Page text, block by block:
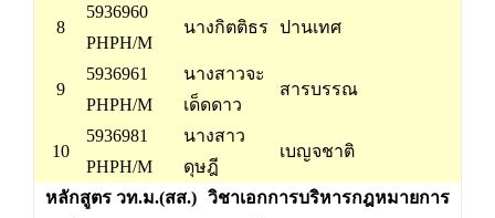
8
5936960
PHPH/M
นางกิตติธร ปานเทศ
9
5936961
PHPH/M
นางสาวจะ
เด็ดดาว
สารบรรณ
10
5936981
PHPH/M
นางสาว
ดุษฎี
เบญจชาติ
หลักสูตร วท.ม.(สส.) วิชาเอกการบริหารกฎหมายการ